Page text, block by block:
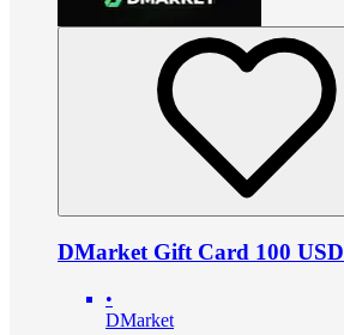
DMarket Gift Card 100 USD
•
DMarket